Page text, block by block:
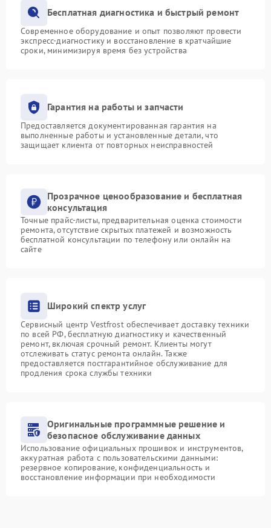
Бесплатная диагностика и быстрый ремонт
Современное оборудование и опыт позволяют провести
экспресс-диагностику и восстановление в кратчайшие
сроки, минимизируя время без устройства
Гарантия на работы и запчасти
Предоставляется документированная гарантия на
выполненные работы и установленные детали, что
защищает клиента от повторных неисправностей
Прозрачное ценообразование и бесплатная
консультация
Точные прайс-листы, предварительная оценка стоимости
ремонта, отсутствие скрытых платежей и возможность
бесплатной консультации по телефону или онлайн на
сайте
Широкий спектр услуг
Сервисный центр Vestfrost обеспечивает доставку техники
по всей РФ, бесплатную диагностику и качественный
ремонт, включая срочный ремонт. Клиенты могут
отслеживать статус ремонта онлайн. Также
предоставляется постгарантийное обслуживание для
продления срока службы техники
Оригинальные программные решение и
безопасное обслуживание данных
Использование официальных прошивок и инструментов,
аккуратная работа с пользовательскими данными:
резервное копирование, конфиденциальность и
восстановление информации при необходимости